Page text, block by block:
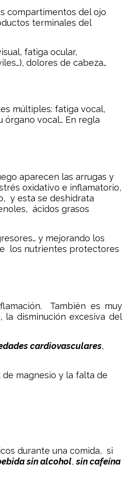
compartimentos del ojo
terminales del
fatiga ocular,
dolores de cabeza…
múltiples: fatiga vocal,
vocal… En regla
aparecen las arrugas y
oxidativo e inflamatorio,
y esta se deshidrata
ácidos grasos
y mejorando los
los nutrientes protectores
También es muy
disminución excesiva del
cardiovasculares,
magnesio y la falta de
durante una comida, si
sin alcohol,sin cafeína